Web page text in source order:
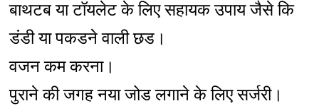
बाथटब या टॉयलेट के लिए सहायक उपाय जैसे कि
डंडी या पकडने वाली छड।
वजन कम करना।
पुराने की जगह नया जोड लगाने के लिए सर्जरी।